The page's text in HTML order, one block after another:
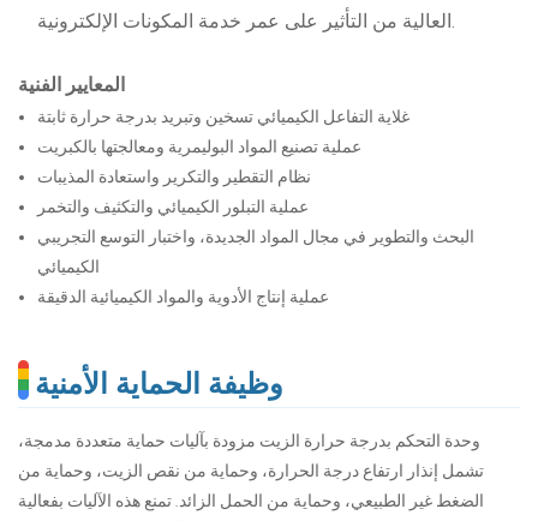
المعايير الفنية
غلاية التفاعل الكيميائي تسخين وتبريد بدرجة حرارة ثابتة
عملية تصنيع المواد البوليمرية ومعالجتها بالكبريت
نظام التقطير والتكرير واستعادة المذيبات
عملية التبلور الكيميائي والتكثيف والتخمر
البحث والتطوير في مجال المواد الجديدة، واختبار التوسع التجريبي
الكيميائي
عملية إنتاج الأدوية والمواد الكيميائية الدقيقة
وظيفة الحماية الأمنية
وحدة التحكم بدرجة حرارة الزيت مزودة بآليات حماية متعددة مدمجة،
تشمل إنذار ارتفاع درجة الحرارة، وحماية من نقص الزيت، وحماية من
الضغط غير الطبيعي، وحماية من الحمل الزائد. تمنع هذه الآليات بفعالية